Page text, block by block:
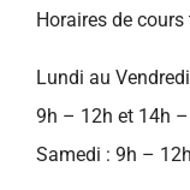
Horaires de
Lundi au
9h – 12h et 14h
Samedi : 9h – 12h